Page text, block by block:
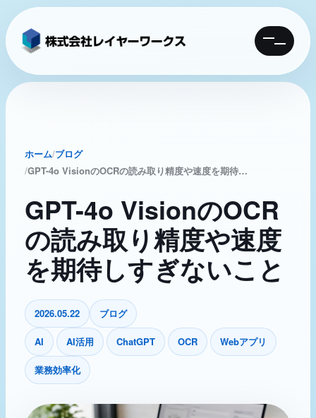
MENU
ホーム ブログ
GPT-4o VisionのOCRの読み取り精度や速度を期待しすぎないこと
GPT-4o VisionのOCR
の読み取り精度や速度
を期待しすぎないこと
2026.05.22 ブログ
AI AI活用 ChatGPT OCR Webアプリ
業務効率化